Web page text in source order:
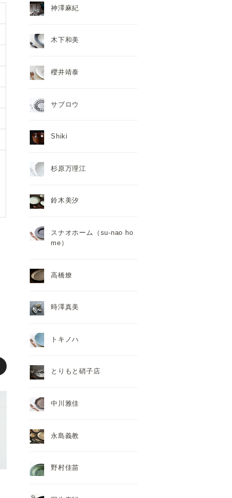
神澤麻紀
木下和美
櫻井靖泰
サブロウ
Shiki
杉原万理江
鈴木美汐
スナオホーム（su-nao ho
me）
高橋燎
時澤真美
トキノハ
とりもと硝子店
中川雅佳
永島義教
野村佳苗